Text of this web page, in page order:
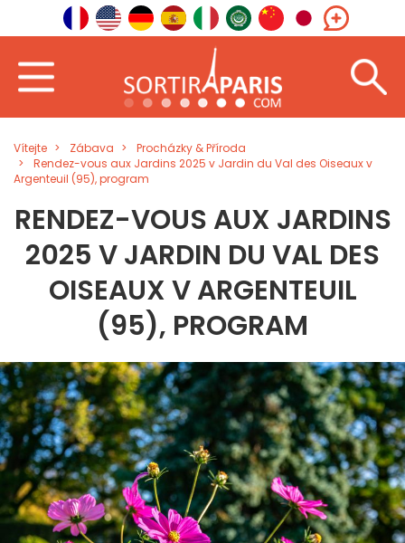
Vítejte Zábava
Procházky & Příroda
Rendez-vous aux Jardins 2025 v Jardin du Val des Oiseaux v
Argenteuil (95), program
RENDEZ-VOUS AUX JARDINS
2025 V JARDIN DU VAL DES
OISEAUX V ARGENTEUIL
(95), PROGRAM